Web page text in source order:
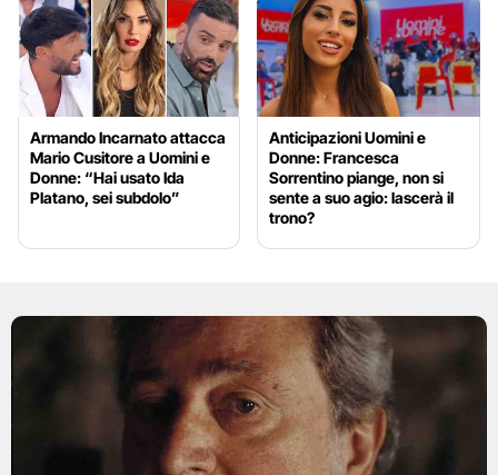
Armando Incarnato attacca
Mario Cusitore a Uomini e
Donne: “Hai usato Ida
Platano, sei subdolo”
Anticipazioni Uomini e
Donne: Francesca
Sorrentino piange, non si
sente a suo agio: lascerà il
trono?